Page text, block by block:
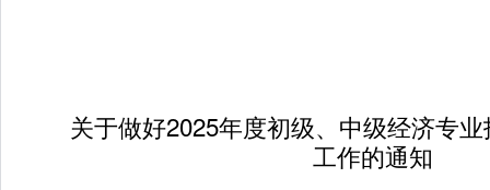
关于做好2025年度初级、中级经济专
工作的通知